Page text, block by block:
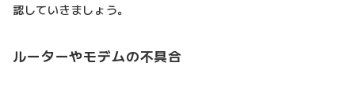
認していきましょう。
ルーターやモデムの不具合